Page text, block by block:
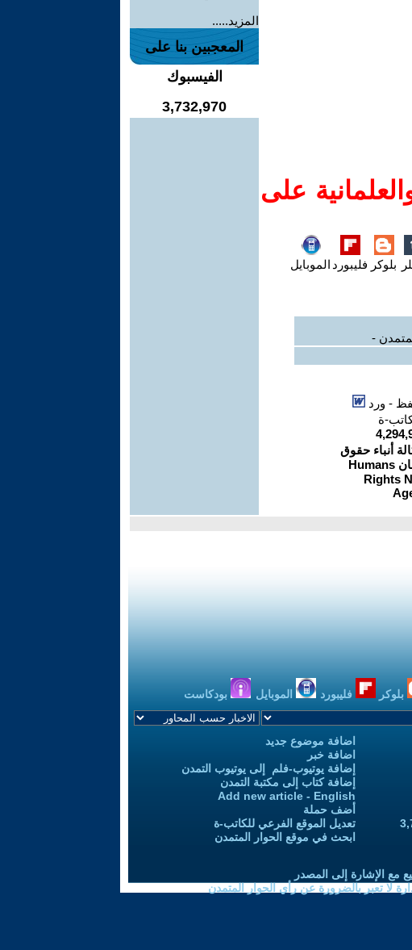
على
بلوكر فليبورد الموبايل
-
- ورد
ة
المزيد.....
المعجبين بنا على
الفيسبوك
3,732,970
بلوكر فليبورد الموبايل بودكاست
اضافة موضوع جديد
اضافة خبر
إضافة يوتيوب-فلم إلى يوتيوب التمدن
إضافة كتاب إلى مكتبة التمدن
Add new article - English
أضف حملة
تعديل الموقع الفرعي للكاتب-ة
ابحث في موقع الحوار المتمدن
مع الإشارة إلى المصدر
لا تعبر بالضرورة عن رأي الحوار المتمدن